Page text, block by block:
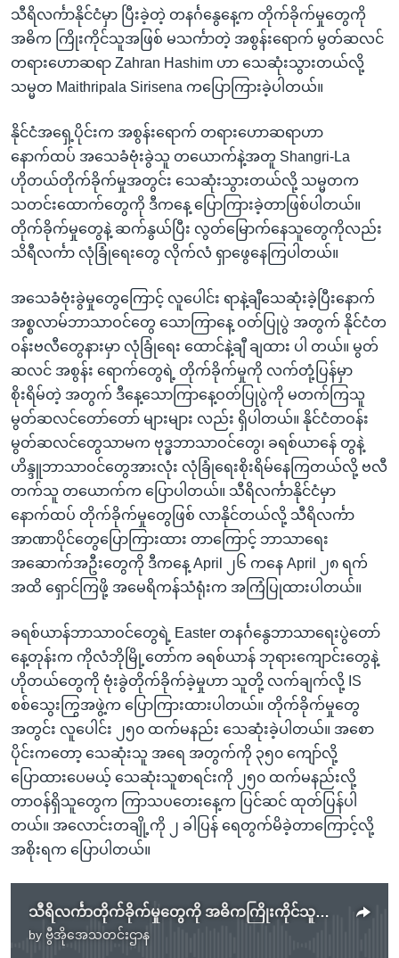
ကျော်
သီရိလင်္ကာနိုင်ငံမှာ ပြီးခဲ့တဲ့ တနင်္ဂနွေနေ့က တိုက်ခိုက်မှုတွေကို
အဓိက ကြိုးကိုင်သူအဖြစ် မသင်္ကာတဲ့ အစွန်းရောက် မွတ်ဆလင်
တရားဟောဆရာ Zahran Hashim ဟာ သေဆုံးသွားတယ်လို့
သမ္မတ Maithripala Sirisena ကပြောကြားခဲ့ပါတယ်။
နိုင်ငံအရှေ့ပိုင်းက အစွန်းရောက် တရားဟောဆရာဟာ
နောက်ထပ် အသေခံဗုံးခွဲသူ တယောက်နဲ့အတူ Shangri-La
ဟိုတယ်တိုက်ခိုက်မှုအတွင်း သေဆုံးသွားတယ်လို့ သမ္မတက
သတင်းထောက်တွေကို ဒီကနေ့ ပြောကြားခဲ့တာဖြစ်ပါတယ်။
တိုက်ခိုက်မှုတွေနဲ့ ဆက်နွယ်ပြီး လွတ်မြောက်နေသူတွေကိုလည်း
သိရီလင်္ကာ လုံခြုံရေးတွေ လိုက်လံ ရှာဖွေနေကြပါတယ်။
အသေခံဗုံးခွဲမှုတွေကြောင့် လူပေါင်း ရာနဲ့ချီသေဆုံးခဲ့ပြီးနောက်
အစ္စလာမ်ဘာသာဝင်တွေ သောကြာနေ့ ဝတ်ပြုပွဲ အတွက် နိုင်ငံတ
ဝန်းဗလီတွေနားမှာ လုံခြုံရေး ထောင်နဲ့ချီ ချထား ပါ တယ်။ မွတ်
ဆလင် အစွန်း ရောက်တွေရဲ့ တိုက်ခိုက်မှုကို လက်တုံ့ပြန်မှာ
စိုးရိမ်တဲ့ အတွက် ဒီနေ့သောကြာနေ့ဝတ်ပြုပွဲကို မတက်ကြသူ
မွတ်ဆလင်တော်တော် များများ လည်း ရှိပါတယ်။ နိုင်ငံတဝန်း
မွတ်ဆလင်တွေသာမက ဗုဒ္ဓဘာသာဝင်တွေ၊ ခရစ်ယာန်ေ တွနဲ့
ဟိန္ဒူဘာသာဝင်တွေအားလုံး လုံခြုံရေးစိုးရိမ်နေကြတယ်လို့ ဗလီ
တက်သူ တယောက်က ပြောပါတယ်။ သီရိလင်္ကာနိုင်ငံမှာ
နောက်ထပ် တိုက်ခိုက်မှုတွေဖြစ် လာနိုင်တယ်လို့ သီရိလင်္ကာ
အာဏာပိုင်တွေပြောကြားထား တာကြောင့် ဘာသာရေး
အဆောက်အဦးတွေကို ဒီကနေ့ April ၂၆ ကနေ April ၂၈ ရက်
အထိ ရှောင်ကြဖို့ အမေရိကန်သံရုံးက အကြံပြုထားပါတယ်။
ခရစ်ယာန်ဘာသာဝင်တွေရဲ့ Easter တနင်္ဂနွေဘာသာရေးပွဲတော်
နေ့တုန်းက ကိုလံဘိုမြို့တော်က ခရစ်ယာန် ဘုရားကျောင်းတွေနဲ့
ဟိုတယ်တွေကို ဗုံးခွဲတိုက်ခိုက်ခဲ့မှုဟာ သူတို့ လက်ချက်လို့ IS
စစ်သွေးကြွအဖွဲ့က ပြောကြားထားပါတယ်။ တိုက်ခိုက်မှုတွေ
အတွင်း လူပေါင်း ၂၅၀ ထက်မနည်း သေဆုံးခဲ့ပါတယ်။ အစော
ပိုင်းကတော့ သေဆုံးသူ အရေ အတွက်ကို ၃၅၀ ကျော်လို့
ပြောထားပေမယ့် သေဆုံးသူစာရင်းကို ၂၅၀ ထက်မနည်းလို့
တာဝန်ရှိသူတွေက ကြာသပတေးနေ့က ပြင်ဆင် ထုတ်ပြန်ပါ
တယ်။ အလောင်းတချို့ကို ၂ ခါပြန် ရေတွက်မိခဲ့တာကြောင့်လို့
အစိုးရက ပြောပါတယ်။
သီရိလင်္ကာတိုက်ခိုက်မှုတွေကို အဓိကကြိုးကိုင်သူအဖြစ် မသင်္ကာရတဲ့ မွတ်ဆလင်တရားဟောဆရာသေဆုံး
by ဗွီအိုအေသတင်းဌာန
No media source currently available